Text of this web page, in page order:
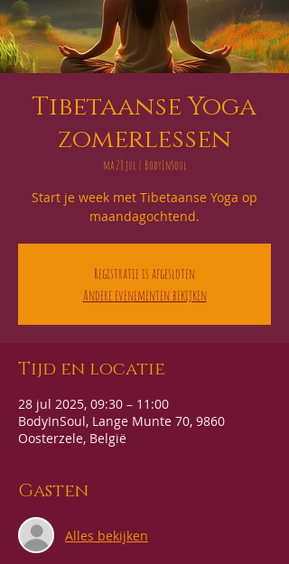
Tibetaanse Yoga
zomerlessen
ma 28 jul
  |
BodyInSoul
Start je week met Tibetaanse Yoga op
maandagochtend.
Registratie is afgesloten
Andere evenementen bekijken
Tijd en locatie
28 jul 2025, 09:30 – 11:00
BodyInSoul, Lange Munte 70, 9860
Oosterzele, België
Gasten
Alles bekijken